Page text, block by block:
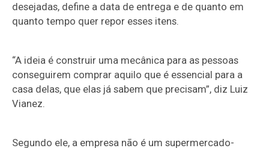
desejadas, define a data de entrega e de quanto em
quanto tempo quer repor esses itens.
“A ideia é construir uma mecânica para as pessoas
conseguirem comprar aquilo que é essencial para a
casa delas, que elas já sabem que precisam”, diz Luiz
Vianez.
Segundo ele, a empresa não é um supermercado-